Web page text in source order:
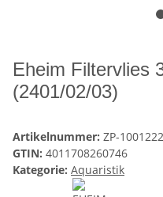
Eheim Filtervlies
(2401/02/03)
Artikelnummer: ZP-1001222
GTIN: 4011708260746
Kategorie: Aquaristik